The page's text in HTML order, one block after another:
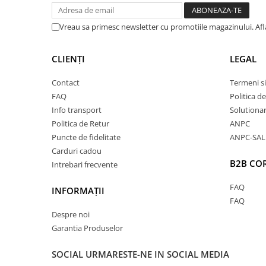
De aceea, hanoracele brushed tind să lase scame
înainte de prima purtare. După câteva spălări,
timpul producției se reduce, iar materialul devine
Calitate Excepțională
delicat cu pielea, fiind ideal chiar și pentru pielea
fin oferă o senzație plăcută la purtare, permițând
un confort optim pe tot parcursul zilei.
Interiorul flaușat adaugă un plus de căldură,
perfectă pentru sezonul rece.
Vreau sa primesc newsletter cu promotiile magazinului.
CLIENȚI
Contact
FAQ
Info transport
Politica de Retur
Puncte de fidelitate
Carduri cadou
Intrebari frecvente
INFORMAȚII
Despre noi
Garantia Produselor
LEGAL
Termeni
Politica
ANPC
ANPC-SAL
B2B
FAQ
FAQ
SOCIAL URMARESTE-NE IN SOCIAL MEDIA